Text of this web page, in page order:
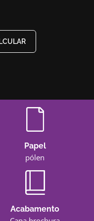
Papel
pólen
Acabamento